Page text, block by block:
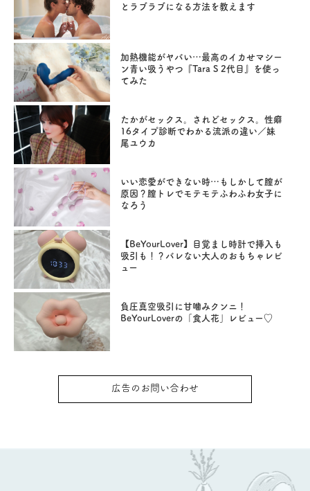
とラブラブになる方法を教えます
加熱機能がヤバい…最高のイカせマシー
ン青い吸うやつ『Tara S 2代目』を使っ
てみた
たかがセックス。されどセックス。性癖
16タイプ診断でわかる流派の違い／妹
尾ユウカ
いい恋愛ができない時…もしかして膣が
原因？膣トレでモテモテふわふわ女子に
なろう
【BeYourLover】目覚まし時計で挿入も
吸引も！？バレない大人のおもちゃレビ
ュー
負圧真空吸引に甘噛みクンニ！
BeYourLoverの「食人花」レビュー♡
広告のお問い合わせ